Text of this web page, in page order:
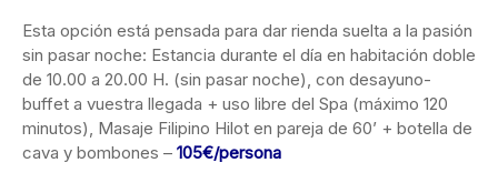
Esta opción está pensada para dar rienda suelta a la pasión
sin pasar noche: Estancia durante el día en habitación doble
de 10.00 a 20.00 H. (sin pasar noche), con desayuno-
buffet a vuestra llegada + uso libre del Spa (máximo 120
minutos), Masaje Filipino Hilot en pareja de 60’ + botella de
cava y bombones – 105€/persona